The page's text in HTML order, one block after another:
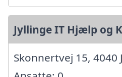
Jyllinge IT Hjælp og
Skonnertvej 15, 4040